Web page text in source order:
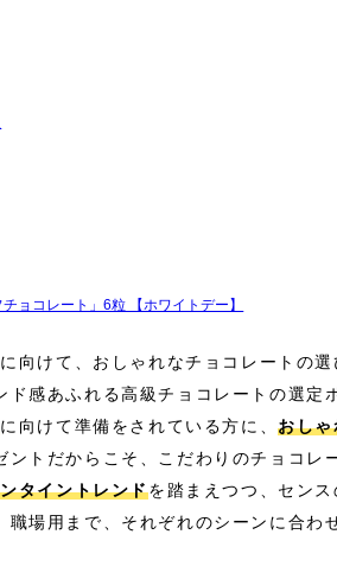
ョコレート」6粒 【ホワイトデー】
向けて、おしゃれなチョコレートの選
ド感あふれる高級チョコレートの選定
に向けて準備をされている方に、おしゃ
ントだからこそ、こだわりのチョコレ
タイントレンドを踏まえつつ、セン
職場用まで、それぞれのシーンに合わ